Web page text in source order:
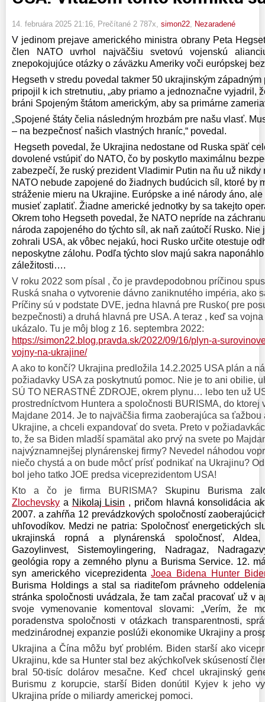
14. februára 2025 21:16 , Prečítané 2 787x, simon22 Nezaradené
V jedinom prejave amerického ministra obrany Peta
člen NATO uvrhol najväčšiu svetovú vojenskú
znepokojujúce otázky o záväzku Ameriky voči európskej
Hegseth v stredu povedal takmer 50 ukrajinským
pripojil k ich stretnutiu, „aby priamo a jednoznačne vyjadril,
bráni Spojeným štátom americkým, aby sa primárne
Spojené štáty čelia následným hrozbám pre našu vlasť.
– na bezpečnosť našich vlastných hraníc,“ povedal.
Hegseth povedal, že Ukrajina nedostane od Ruska späť
dovolené vstúpiť do NATO, čo by poskytlo maximálnu
zabezpečí, že ruský prezident Vladimir Putin na ňu už nikdy
NATO nebude zapojené do žiadnych budúcich síl, ktoré by
stráženie mieru na Ukrajine. Európske a iné národy áno,
musieť zaplatiť. Žiadne americké jednotky by sa takejto
Okrem toho Hegseth povedal, že NATO nepríde na
národa zapojeného do týchto síl, ak naň zaútočí Rusko. Nie
zohrali USA, ak vôbec nejakú, hoci Rusko určite otestuje
neposkytne zálohu. Podľa týchto slov majú sakra
záležitosti….
V roku 2022 som písal , čo je pravdepodobnou príčinou
Ruská snaha o vytvorenie dávno zaniknutého impéria, ako
Príčiny sú v podstate DVE, jedna hlavná pre Rusko( pre
bezpečnosti) a druhá hlavná pre USA. A teraz , keď sa
ukázalo. Tu je môj blog z 16. septembra 2022:
https://simon22.blog.pravda.sk/2022/09/16/plyn-a-
vojny-na-ukrajine/
A ako to končí? Ukrajina predložila 14.2.2025 USA plán a
požiadavky USA za poskytnutú pomoc. Nie je to ani obilie,
SÚ TO NERASTNÉ ZDROJE, okrem plynu… lebo ten už
prostredníctvom Huntera a spoločnosti BURISMA, do ktorej
Majdane 2014. Je to najväčšia firma zaoberajúca sa
Ukrajine, a chceli expandovať do sveta. Preto v
to, že sa Biden mladší spamätal ako prvý na svete po
najvýznamnejšej plynárenskej firmy? Nevedel náhodou
niečo chystá a on bude môcť prísť podnikať na Ukrajinu?
bol jeho tatko JOE predsa viceprezidentom USA!
Kto a čo je firma BURISMA? Skupinu Burisma
Zlochevsky a Nikolaj Lisin , pričom hlavná konsolidácia
2007. a zahŕňa 12 prevádzkových spoločností
uhľovodíkov. Medzi ne patria: Spoločnosť energetických
ukrajinská ropná a plynárenská spoločnosť, Aldea,
Gazoylinvest, Sistemoylingering, Nadragaz,
geológia ropy a zemného plynu a Burisma Service. 12.
syn amerického viceprezidentaJoea Bidena
Hunter
Burisma Holdings a stal sa riaditeľom právneho
stránka spoločnosti uvádzala, že tam začal pracovať už v
svoje vymenovanie komentoval slovami: „Verím, že
poradenstva spoločnosti v otázkach transparentnosti,
medzinárodnej expanzie poslúži ekonomike Ukrajiny a
Ukrajina a Čína môžu byť problém. Biden starší ako
Ukrajinu, kde sa Hunter stal bez akýchkoľvek skúseností
bral 50-tisíc dolárov mesačne. Keď chcel ukrajinský
Burismu z korupcie, starší Biden donútil Kyjev k jeho
Ukrajina príde o miliardy americkej pomoci.